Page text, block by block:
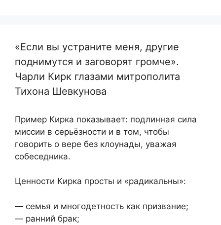
«Если вы устраните меня, другие
поднимутся и заговорят громче».
Чарли Кирк глазами митрополита
Тихона Шевкунова
Пример Кирка показывает: подлинная сила
миссии в серьёзности и в том, чтобы
говорить о вере без клоунады, уважая
собеседника.
Ценности Кирка просты и «радикальны»:
— семья и многодетность как призвание;
— ранний брак;